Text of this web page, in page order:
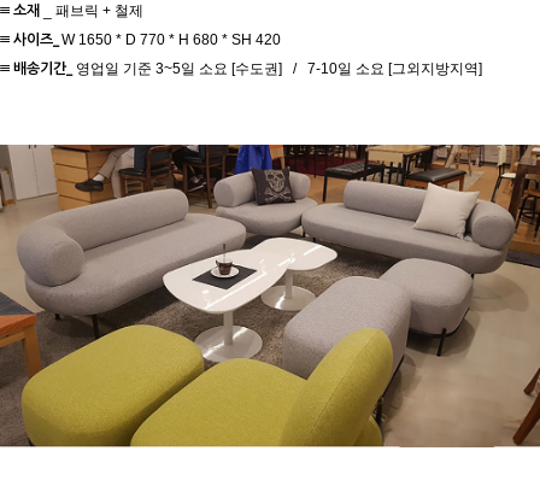
≡ 소재 _ 패브릭 + 철제
≡ 사이즈 W 1650 * D 770 * H 680 * SH 420
≡ 배송기간_ 영업일 기준 3~5일 소요 [수도권] / 7-10일 소요 [그외지방지역]